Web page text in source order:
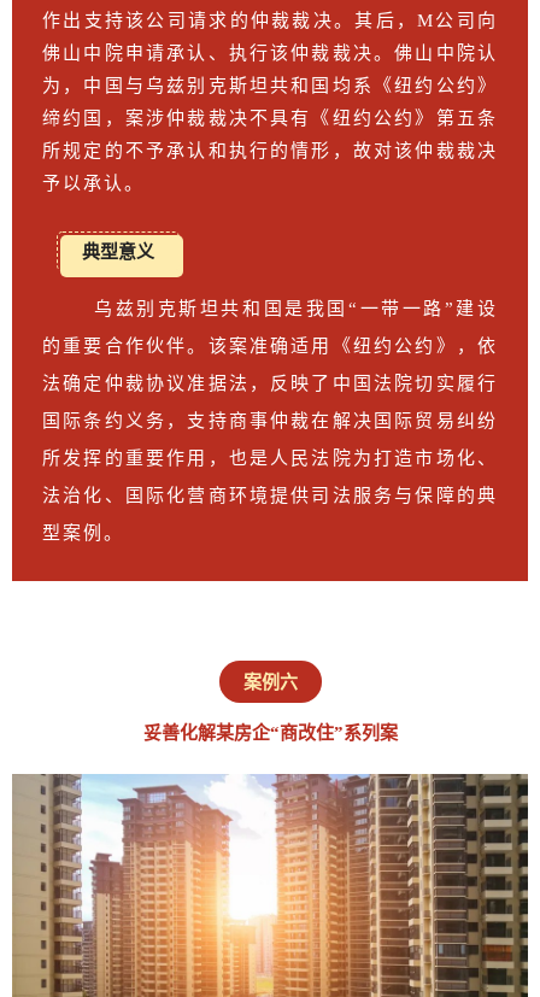
作出支持该公司请求的仲裁裁决。其后，M公司向
佛山中院申请承认、执行该仲裁裁决。佛山中院认
为，中国与乌兹别克斯坦共和国均系《纽约公约》
缔约国，案涉仲裁裁决不具有《纽约公约》第五条
所规定的不予承认和执行的情形，故对该仲裁裁决
予以承认。
典型意义
乌兹别克斯坦共和国是我国“一带一路”建设
的重要合作伙伴。该案准确适用《纽约公约》，依
法确定仲裁协议准据法，反映了中国法院切实履行
国际条约义务，支持商事仲裁在解决国际贸易纠纷
所发挥的重要作用，也是人民法院为打造市场化、
法治化、国际化营商环境提供司法服务与保障的典
型案例。
案例六
妥善化解某房企“商改住”系列案